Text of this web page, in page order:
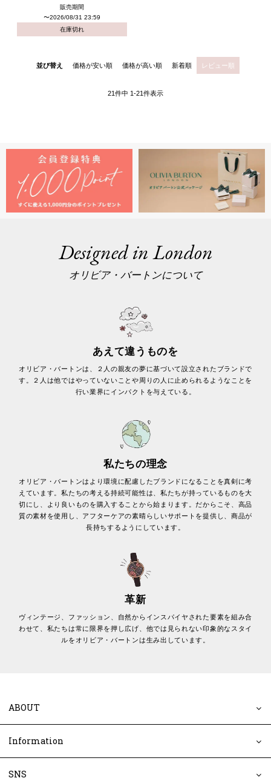
販売期間
〜2026/08/31 23:59
在庫切れ
並び替え 価格が安い順 価格が高い順 新着順 レビュー順
21件中 1-21件表示
Designed in London
オリビア・バートンについて
あえて違うものを
オリビア・バートンは、２人の親友の夢に基づいて設立されたブランドで
す。２人は他ではやっていないことや周りの人に止められるようなことを
行い業界にインパクトを与えている。
私たちの理念
オリビア・バートンはより環境に配慮したブランドになることを真剣に考
えています。私たちの考える持続可能性は、私たちが持っているものを大
切にし、より良いものを購入することから始まります。だからこそ、高品
質の素材を使用し、アフターケアの素晴らしいサポートを提供し、商品が
長持ちするようにしています。
革新
ヴィンテージ、ファッション、自然からインスパイヤされた要素を組み合
わせて、私たちは常に限界を押し広げ、他では見られない印象的なスタイ
ルをオリビア・バートンは生み出しています。
ABOUT
Information
SNS